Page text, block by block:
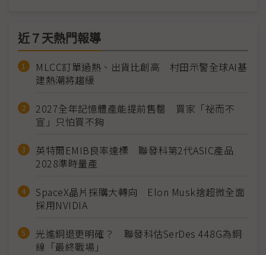
近７天熱門報導
MLCC訂單過熱、出貨比創高 村田示警全球AI基
建熱潮將趨緩
2027全年記憶體產能提前售罄 買家「祕而不
宣」只怕買不夠
英特爾EMIB良率達標 聯發科第2代ASIC產品
2028準時量產
SpaceX晶片採購大轉向 Elon Musk捨超微全面
採用NVIDIA
光進銅退更明確？ 聯發科估SerDes 448G為銅
線「最終戰場」